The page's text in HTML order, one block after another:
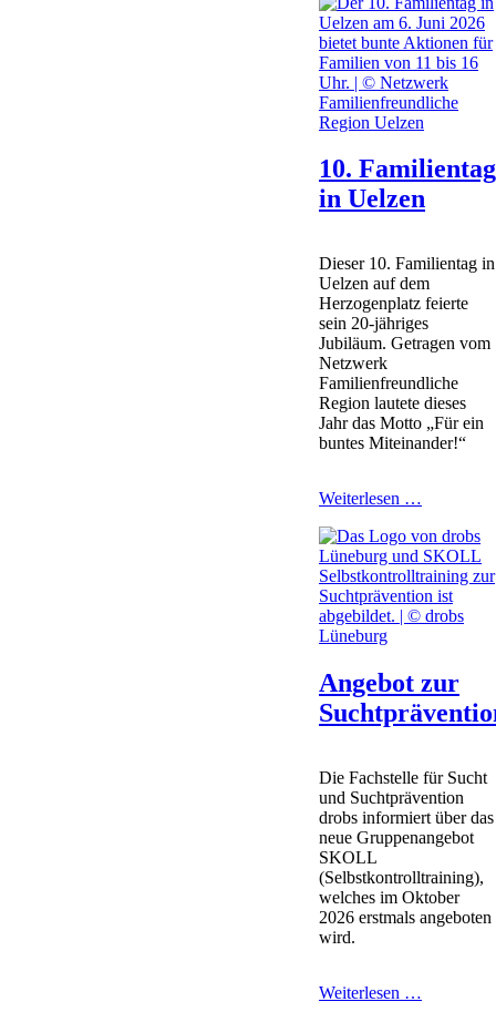
10. Familientag
in Uelzen
Dieser 10. Familientag in
Uelzen auf dem
Herzogenplatz feierte
sein 20-jähriges
Jubiläum. Getragen vom
Netzwerk
Familienfreundliche
Region lautete dieses
Jahr das Motto „Für ein
buntes Miteinander!“
Weiterlesen …
in
Uelzen
Angebot zur
Die Fachstelle für Sucht
und Suchtprävention
drobs informiert über das
neue Gruppenangebot
SKOLL
(Selbstkontrolltraining),
welches im Oktober
2026 erstmals angeboten
wird.
Weiterlesen …